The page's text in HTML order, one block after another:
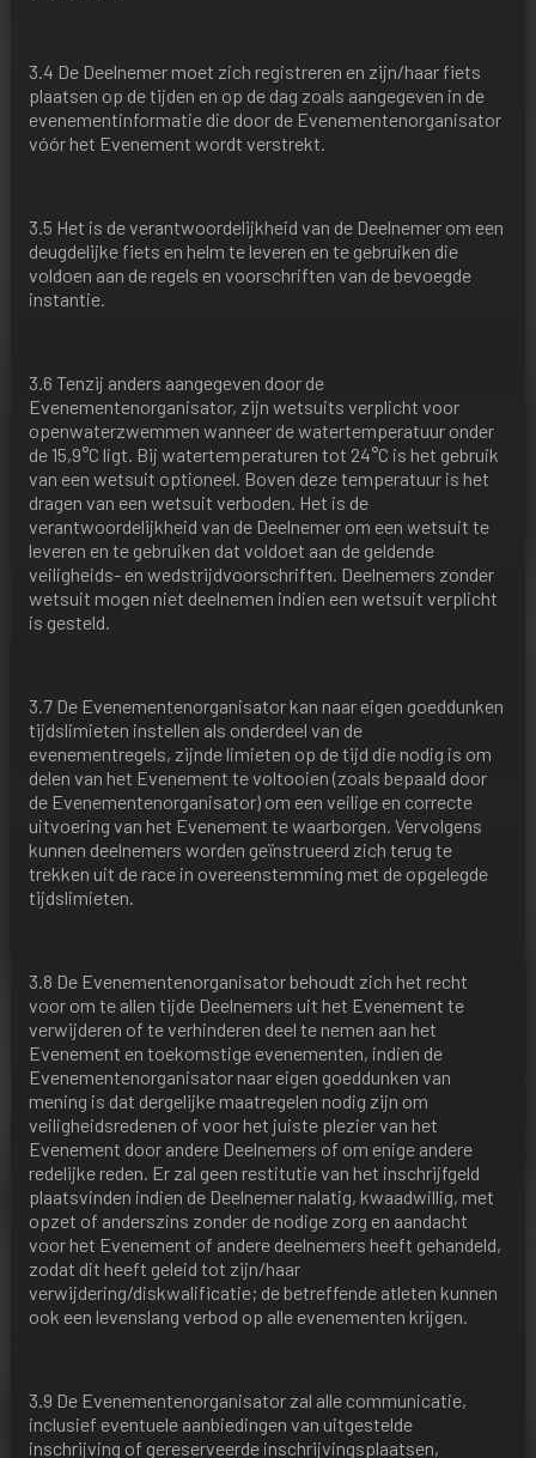
3.4 De Deelnemer moet zich registreren en zijn/haar fiets
plaatsen op de tijden en op de dag zoals aangegeven in de
evenementinformatie die door de Evenementenorganisator
vóór het Evenement wordt verstrekt.
3.5 Het is de verantwoordelijkheid van de Deelnemer om een
deugdelijke fiets en helm te leveren en te gebruiken die
voldoen aan de regels en voorschriften van de bevoegde
instantie.
3.6 Tenzij anders aangegeven door de
Evenementenorganisator, zijn wetsuits verplicht voor
openwaterzwemmen wanneer de watertemperatuur onder
de 15,9°C ligt. Bij watertemperaturen tot 24°C is het gebruik
van een wetsuit optioneel. Boven deze temperatuur is het
dragen van een wetsuit verboden. Het is de
verantwoordelijkheid van de Deelnemer om een wetsuit te
leveren en te gebruiken dat voldoet aan de geldende
veiligheids- en wedstrijdvoorschriften. Deelnemers zonder
wetsuit mogen niet deelnemen indien een wetsuit verplicht
is gesteld.
3.7 De Evenementenorganisator kan naar eigen goeddunken
tijdslimieten instellen als onderdeel van de
evenementregels, zijnde limieten op de tijd die nodig is om
delen van het Evenement te voltooien (zoals bepaald door
de Evenementenorganisator) om een veilige en correcte
uitvoering van het Evenement te waarborgen. Vervolgens
kunnen deelnemers worden geïnstrueerd zich terug te
trekken uit de race in overeenstemming met de opgelegde
tijdslimieten.
3.8 De Evenementenorganisator behoudt zich het recht
voor om te allen tijde Deelnemers uit het Evenement te
verwijderen of te verhinderen deel te nemen aan het
Evenement en toekomstige evenementen, indien de
Evenementenorganisator naar eigen goeddunken van
mening is dat dergelijke maatregelen nodig zijn om
veiligheidsredenen of voor het juiste plezier van het
Evenement door andere Deelnemers of om enige andere
redelijke reden. Er zal geen restitutie van het inschrijfgeld
plaatsvinden indien de Deelnemer nalatig, kwaadwillig, met
opzet of anderszins zonder de nodige zorg en aandacht
voor het Evenement of andere deelnemers heeft gehandeld,
zodat dit heeft geleid tot zijn/haar
verwijdering/diskwalificatie; de betreffende atleten kunnen
ook een levenslang verbod op alle evenementen krijgen.
3.9 De Evenementenorganisator zal alle communicatie,
inclusief eventuele aanbiedingen van uitgestelde
inschrijving of gereserveerde inschrijvingsplaatsen,